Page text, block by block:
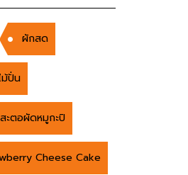
ผักสด
ปั่น
สะตอผัดหมูกะปิ
Cheese Cake